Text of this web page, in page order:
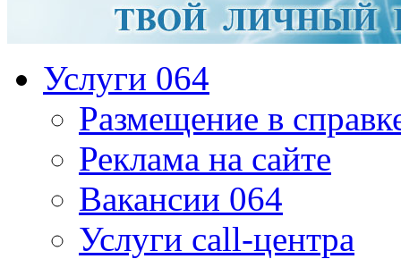
Услуги 064
Размещение в
Реклама на сайте
Вакансии 064
Услуги call-центра